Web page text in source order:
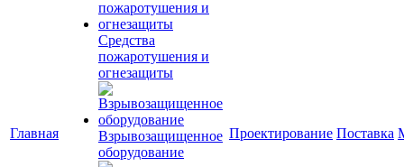
Главная
Средства
пожаротушения и
огнезащиты
Взрывозащищенное
оборудование
Проектирование Поставка